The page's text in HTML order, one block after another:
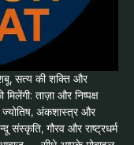
सत्य की शक्ति और
ताज़ा और निष्पक्ष
ज्योतिष, अंकशास्त्र और
संस्कृति, गौरव और राष्ट्रधर्म